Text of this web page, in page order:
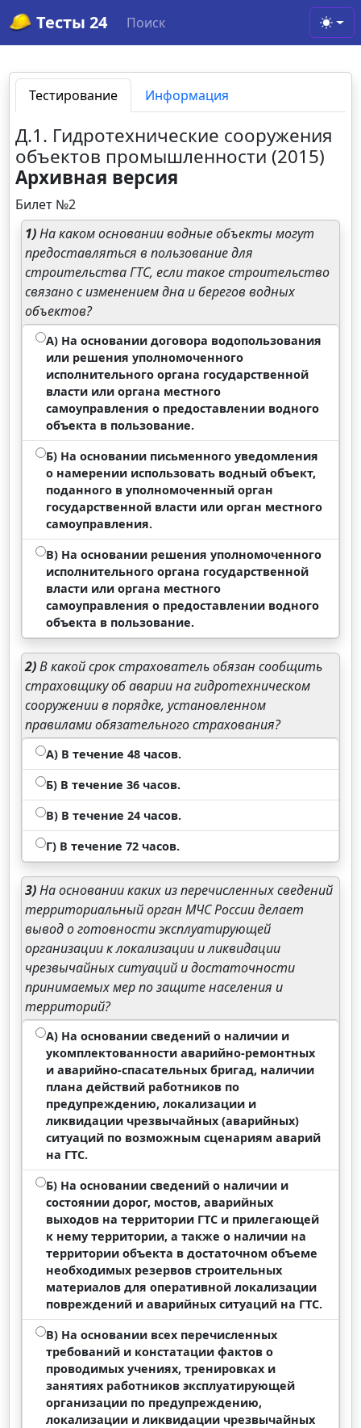
Тесты 24 Поиск
Тестирование Информация
Д.1. Гидротехнические сооружения
объектов промышленности (2015)
Архивная версия
Билет №2
1)На каком основании водные объекты могут
предоставляться в пользование для
строительства ГТС, если такое строительство
связано с изменением дна и берегов водных
объектов?
А) На основании договора водопользования
или решения уполномоченного
исполнительного органа государственной
власти или органа местного
самоуправления о предоставлении водного
объекта в пользование.
Б) На основании письменного уведомления
о намерении использовать водный объект,
поданного в уполномоченный орган
государственной власти или орган местного
самоуправления.
В) На основании решения уполномоченного
исполнительного органа государственной
власти или органа местного
самоуправления о предоставлении водного
объекта в пользование.
2)В какой срок страхователь обязан сообщить
страховщику об аварии на гидротехническом
сооружении в порядке, установленном
правилами обязательного страхования?
А) В течение 48 часов.
Б) В течение 36 часов.
В) В течение 24 часов.
Г) В течение 72 часов.
3)На основании каких из перечисленных сведений
территориальный орган МЧС России делает
вывод о готовности эксплуатирующей
организации к локализации и ликвидации
чрезвычайных ситуаций и достаточности
принимаемых мер по защите населения и
территорий?
А) На основании сведений о наличии и
укомплектованности аварийно-ремонтных
и аварийно-спасательных бригад, наличии
плана действий работников по
предупреждению, локализации и
ликвидации чрезвычайных (аварийных)
ситуаций по возможным сценариям аварий
на ГТС.
Б) На основании сведений о наличии и
состоянии дорог, мостов, аварийных
выходов на территории ГТС и прилегающей
к нему территории, а также о наличии на
территории объекта в достаточном объеме
необходимых резервов строительных
материалов для оперативной локализации
повреждений и аварийных ситуаций на ГТС.
В) На основании всех перечисленных
требований и констатации фактов о
проводимых учениях, тренировках и
занятиях работников эксплуатирующей
организации по предупреждению,
локализации и ликвидации чрезвычайных